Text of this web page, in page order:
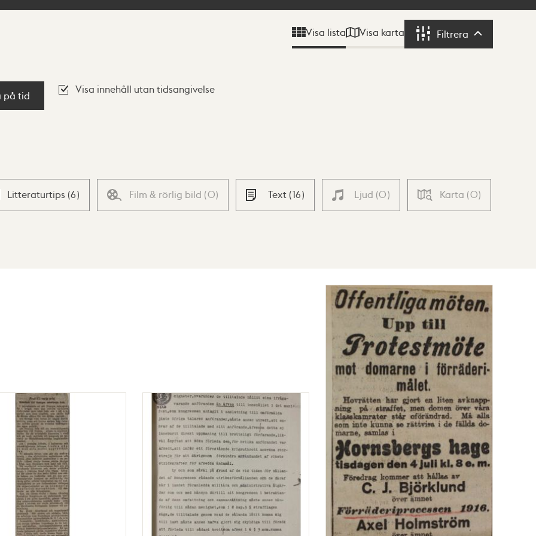
Visa lista Visa karta Filtrera Filtrera
på tid
Visa innehåll utan tidsangivelse
Litteraturtips (6) Film & rörlig bild (0) Text (16) Ljud (0) Karta (0)